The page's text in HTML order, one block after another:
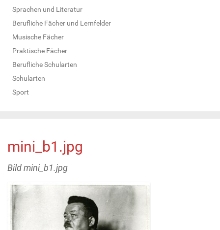
Sprachen und Literatur
Berufliche Fächer und Lernfelder
Musische Fächer
Praktische Fächer
Berufliche Schularten
Schularten
Sport
mini_b1.jpg
Bild mini_b1.jpg